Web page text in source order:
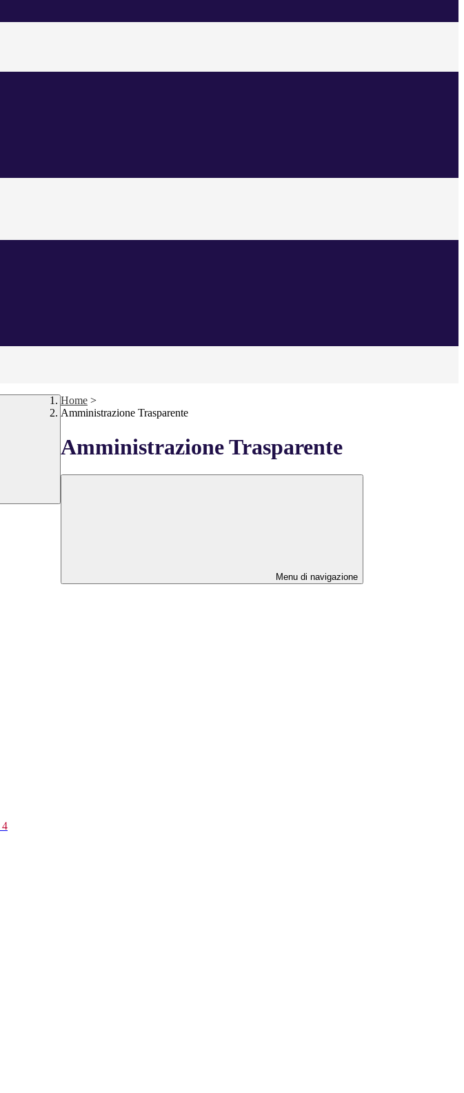
Home >
Amministrazione Trasparente
Amministrazione Trasparente
Menu di navigazione
4